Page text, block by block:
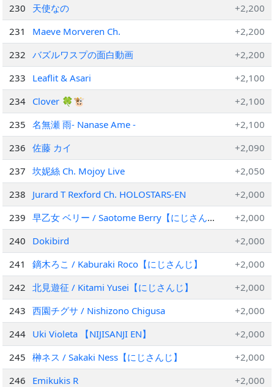
230
天使なの
+2,200
231
Maeve Morveren Ch.
+2,200
232
バズルワスプの面白動画
+2,200
233
Leaflit & Asari
+2,100
234 Clover 🍀🐮
+2,100
235
名無瀬 雨- Nanase Ame -
+2,100
236
佐藤 カイ
+2,090
237
坎妮絲 Ch. Mojoy Live
+2,050
238
Jurard T Rexford Ch. HOLOSTARS-EN
+2,000
239
早乙女 ベリー / Saotome Berry【にじさん
じ】
+2,000
240
Dokibird
+2,000
241
鏑木ろこ / Kaburaki Roco【にじさんじ】
+2,000
242
北見遊征 / Kitami Yusei【にじさんじ】
+2,000
243
西園チグサ / Nishizono Chigusa
+2,000
244 Uki Violeta 【NIJISANJI EN】
+2,000
245
榊ネス / Sakaki Ness【にじさんじ】
+2,000
246
Emikukis R
+2,000